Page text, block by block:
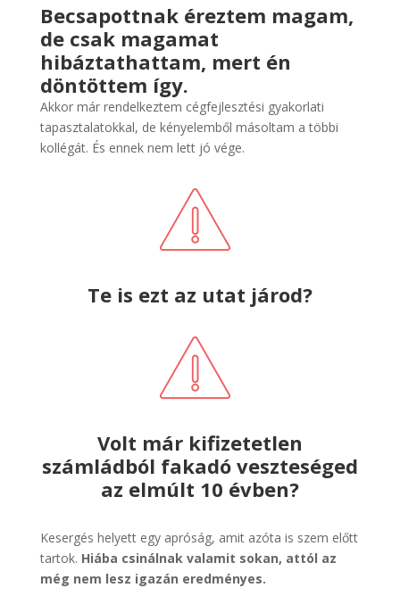
Becsapottnak éreztem magam,
de csak magamat
hibáztathattam, mert én
döntöttem így.
Akkor már rendelkeztem cégfejlesztési gyakorlati
tapasztalatokkal, de kényelemből másoltam a többi
kollégát. És ennek nem lett jó vége.
Te is ezt az utat járod?
Volt már kifizetetlen
számládból fakadó veszteséged
az elmúlt 10 évben?
Kesergés helyett egy apróság, amit azóta is szem előtt
tartok. Hiába csinálnak valamit sokan, attól az
még nem lesz igazán eredményes.